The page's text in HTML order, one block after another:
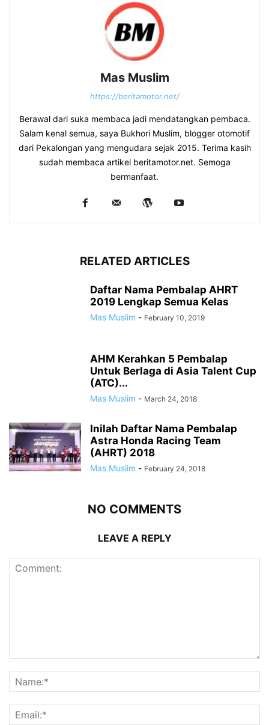
Mas Muslim
https://beritamotor.net/
Berawal dari suka membaca jadi mendatangkan pembaca.
Salam kenal semua, saya Bukhori Muslim, blogger otomotif
dari Pekalongan yang mengudara sejak 2015. Terima kasih
sudah membaca artikel beritamotor.net. Semoga
bermanfaat.
RELATED ARTICLES
Daftar Nama Pembalap AHRT
2019 Lengkap Semua Kelas
Mas Muslim - February 10, 2019
AHM Kerahkan 5 Pembalap
Untuk Berlaga di Asia Talent Cup
(ATC)...
Mas Muslim - March 24, 2018
Inilah Daftar Nama Pembalap
Astra Honda Racing Team
(AHRT) 2018
Mas Muslim - February 24, 2018
NO COMMENTS
LEAVE A REPLY